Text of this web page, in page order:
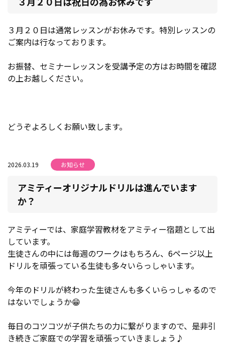
３月２０日は通常レッスンがお休みです。特別レッスンの
ご案内は行なっております。
お振替、セミナーレッスンを受講予定の方はお時間を確認
の上お越しください。
どうぞよろしくお願い致します。
2026.03.19 お知らせ
アミティーオリジナルドリルは進んでいます
か？
アミティーでは、家庭学習教材をアミティー宿題として出
しています。
生徒さんの中には毎週のワークはもちろん、6ページ以上
ドリルを頑張っている生徒も多々いらっしゃいます。
今年のドリルが終わった生徒さんも多くいらっしゃるので
はないでしょうか😁
毎日のコツコツが子供たちの力に繋がりますので、是非引
き続きご家庭での学習を頑張っていきましょう♪